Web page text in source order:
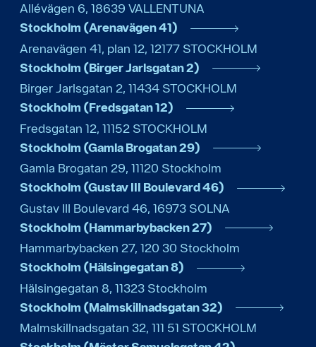
Allévägen 6, 18639 VALLENTUNA
Stockholm (Arenavägen 41)
Arenavägen 41, plan 12, 12177 STOCKHOLM
Stockholm (Birger Jarlsgatan 2)
Birger Jarlsgatan 2, 11434 STOCKHOLM
Stockholm (Fredsgatan 12)
Fredsgatan 12, 11152 STOCKHOLM
Stockholm (Gamla Brogatan 29)
Gamla Brogatan 29, 11120 Stockholm
Stockholm (Gustav III Boulevard 46)
Gustav III Boulevard 46, 16973 SOLNA
Stockholm (Hammarbybacken 27)
Hammarbybacken 27, 120 30 Stockholm
Stockholm (Hälsingegatan 8)
Hälsingegatan 8, 11323 Stockholm
Stockholm (Malmskillnadsgatan 32)
Malmskillnadsgatan 32, 111 51 STOCKHOLM